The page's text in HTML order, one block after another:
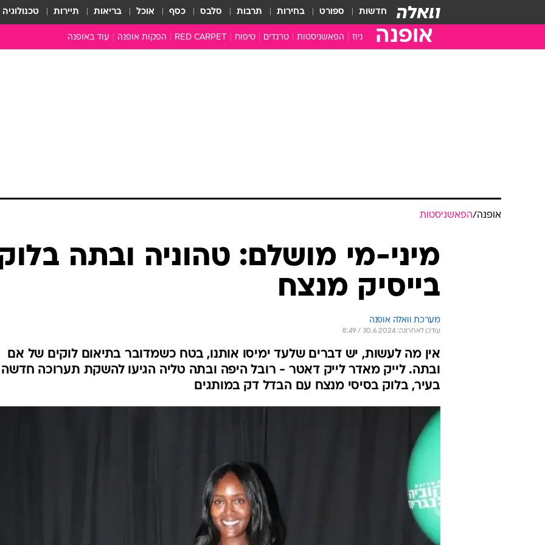
חדשות ספורט בחירות תרבות סלבס כסף אוכל בריאות תיירות טכנולוגיה
אופנה ניוז הפאשניסטות טרנדים טיפוח RED CARPET הפקות אופנה עוד באופנה
אופנה ברשת
אג'נדה
דוגמנית
אופנה/הפאשניסטות
מיני-מי מושלם: טהוניה ובתה
בייסיק מנצח
מערכת וואלה אופנה
עודכן לאחרונה: 30.6.2024 / 8:49
אין מה לעשות, יש דברים שלעד ימיסו אותנו, בטח כשמדובר בתיאום לוקים של אם
ובתה. לייק מאדר לייק דאטר - רובל היפה ובתה טליה הגיעו להשקת תערוכה חדשה
בעיר, בלוק בסיסי מנצח עם הבדל דק במותגים